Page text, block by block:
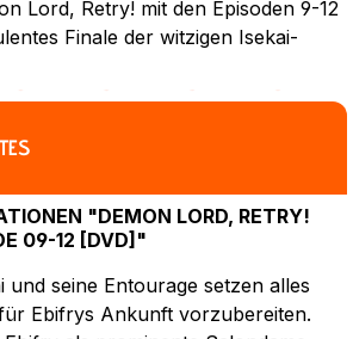
Lord, Retry! mit den Episoden 9-12
Finale der witzigen Isekai-
"DEMON LORD, RETRY!
09-12 [DVD]"
und seine Entourage setzen alles
Ebifrys Ankunft vorzubereiten.